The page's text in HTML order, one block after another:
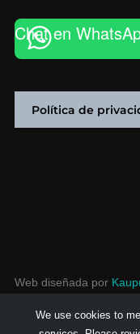
Chat en
Política de
Web diseñada por
We use cookies to